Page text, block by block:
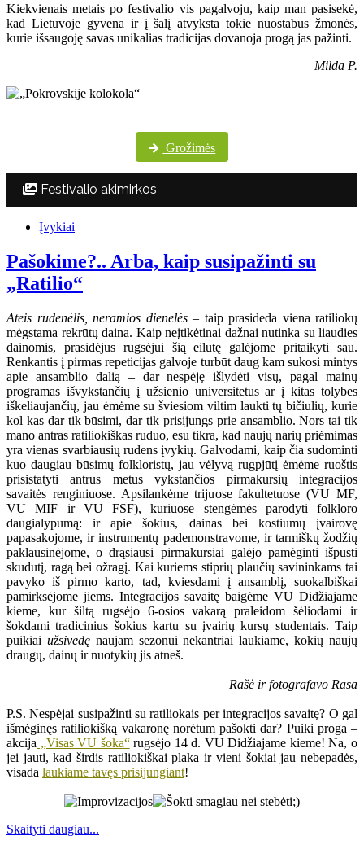
Kiekvienais metais po festivalio vis pagalvoju, kaip man pasisekė,
kad Lietuvoje gyvena ir į šalį atvyksta tokie nuostabūs žmonės,
kurie išsaugoję savas unikalias tradicijas dovanoja progą jas pažinti.
Milda P.
Grožimės
Festivalio akimirkos
Įvykiai
Pašokime?.. Arba, kaip susipažinti su
„Ratilio“
Ateis rudenėlis, neramios dienelės– taip prasideda viena ratiliokų
mėgstama rekrūtų daina. Kaip neįtikėtinai dažnai nutinka su liaudies
dainomis, prasidėjus rugsėjui šią eilutę galėjome pritaikyti sau.
Renkantis į pirmas repeticijas galvoje turbūt daug kam sukosi mintys
apie ansamblio dalią – dar nespėję išlydėti visų, pagal mainų
programas išvykstančių į užsienio universitetus ar į kitas tolybes
iškeliaujančių, jau ėmėme su šviesiom viltim laukti tų bičiulių, kurie
kol kas dar tik būsimi, dar tik prisijungs prie ansamblio. Nors tai tik
mano antras ratiliokiškas ruduo, esu tikra, kad naujų narių priėmimas
yra vienas svarbiausių rudens įvykių. Galvodami, kaip čia sudominti
kuo daugiau būsimų folkloristų, jau vėlyvą rugpjūtį ėmėme ruoštis
prisistatyti antrus metus vykstančios pirmakursių integracijos
savaitės renginiuose. Apsilankėme trijuose fakultetuose (VU MF,
VU MIF ir VU FSF), kuriuose stengėmės parodyti folkloro
daugialypumą: ir apie šokius, dainas bei kostiumų įvairovę
papasakojome, ir instrumentų pademonstravome, ir tarmiškų žodžių
paklausinėjome, o drąsiausi pirmakursiai galėjo pamėginti išpūsti
skudutį, ragą bei ožragį. Kai kuriems stiprių plaučių savininkams tai
pavyko iš pirmo karto, tad, kviesdami į ansamblį, suokalbiškai
pamirksėjome jiems. Integracijos savaitę baigėme VU Didžiajame
kieme, kur šiltą rugsėjo 6-osios vakarą praleidom šėliodami ir
šokdami tradicinius šokius kartu su įvairių kursų studentais. Taip
puikiai užsivedę naujam sezonui nekantriai laukiame, kokių naujų
draugų, dainų ir nuotykių jis atneš.
Rašė ir fotografavo Rasa
P.S. Nespėjai susipažinti su ratiliokais per integracijos savaitę? O gal
išmėginęs ratiliokišką vakaronę norėtum pašokti dar? Puiki proga –
akcija „Visas VU šoka“rugsėjo 14 d. VU Didžiajame kieme! Na, o
jei jauti, kad širdis ratiliokiškai plaka ir vieni šokiai jau nebepadės,
visada laukiame tavęs prisijungiant!
Skaityti daugiau...